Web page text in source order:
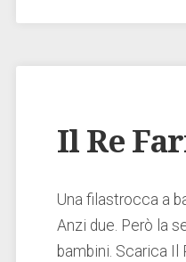
Il Re
Una filastrocca a
Anzi due. Però la
bambini. Scarica Il